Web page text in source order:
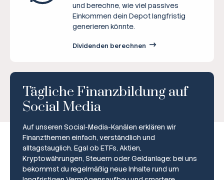
und berechne, wie viel passives
Einkommen dein Depot langfristig
generieren könnte.
Dividenden berechnen
Tägliche Finanzbildung auf
Social Media
Auf unseren Social-Media-Kanälen erklären wir
Finanzthemen einfach, verständlich und
alltagstauglich. Egal ob ETFs, Aktien,
Kryptowährungen, Steuern oder Geldanlage: bei uns
bekommst du regelmäßig neue Inhalte rund um